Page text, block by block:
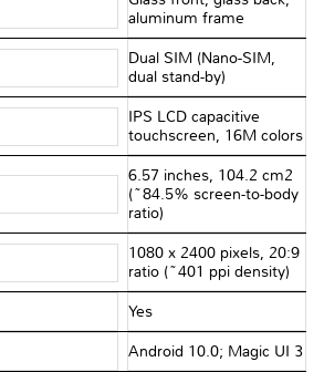
aluminum frame
Dual SIM (Nano-SIM,
dual stand-by)
IPS LCD capacitive
touchscreen, 16M colors
6.57 inches, 104.2 cm2
(~84.5% screen-to-body
ratio)
1080 x 2400 pixels, 20:9
ratio (~401 ppi density)
Yes
Android 10.0; Magic UI 3